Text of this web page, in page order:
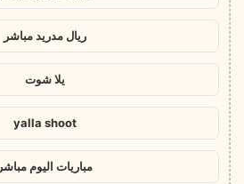
ريال مدريد مباشر
يلا شوت
yalla shoot
مباريات اليوم مباشر